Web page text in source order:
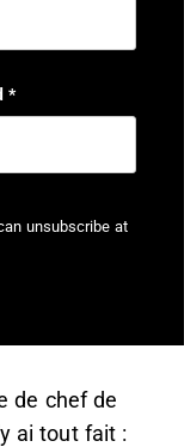
*
unsubscribe at
de chef de
ai tout fait :